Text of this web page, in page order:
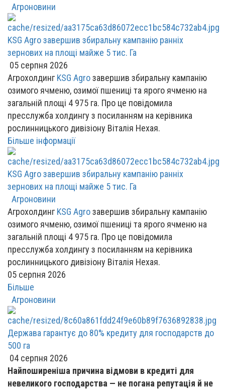
Агроновини
KSG Agro завершив збиральну кампанію ранніх
зернових на площі майже 5 тис. Га
05 серпня 2026
АгрохолдингKSG Agroзавершив збиральну кампанію
озимого ячменю, озимої пшениці та ярого ячменю на
загальній площі 4 975 га. Про це повідомила
пресслужба холдингу з посиланням на керівника
рослинницького дивізіону Віталія Нехая.
Більше інформації
KSG Agro завершив збиральну кампанію ранніх
зернових на площі майже 5 тис. Га
Агроновини
АгрохолдингKSG Agroзавершив збиральну кампанію
озимого ячменю, озимої пшениці та ярого ячменю на
загальній площі 4 975 га. Про це повідомила
пресслужба холдингу з посиланням на керівника
рослинницького дивізіону Віталія Нехая.
05 серпня 2026
Більше
Агроновини
Держава гарантує до 80% кредиту для господарств до
500 га
04 серпня 2026
Найпоширеніша причина відмови в кредиті для
невеликого господарства — не погана репутація й не